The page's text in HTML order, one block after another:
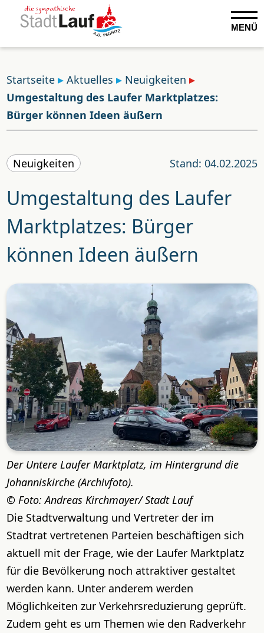
MENÜ
Startseite Aktuelles
Neuigkeiten
Umgestaltung des Laufer Marktplatzes:
Bürger können Ideen äußern
Stand: 04.02.2025
Neuigkeiten
Umgestaltung des Laufer
Marktplatzes: Bürger
können Ideen äußern
Der Untere Laufer Marktplatz, im Hintergrund die
Johanniskirche (Archivfoto).
Foto: Andreas Kirchmayer/ Stadt Lauf
Die Stadtverwaltung und Vertreter der im
Stadtrat vertretenen Parteien beschäftigen sich
aktuell mit der Frage, wie der Laufer Marktplatz
für die Bevölkerung noch attraktiver gestaltet
werden kann. Unter anderem werden
Möglichkeiten zur Verkehrsreduzierung geprüft.
Zudem geht es um Themen wie den Radverkehr